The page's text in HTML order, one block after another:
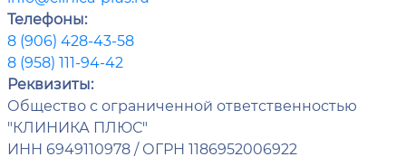
Телефоны:
8 (906) 428-43-58
8 (958) 111-94-42
Реквизиты:
Общество с ограниченной ответственностью
"КЛИНИКА ПЛЮС"
ИНН 6949110978 / ОГРН 1186952006922